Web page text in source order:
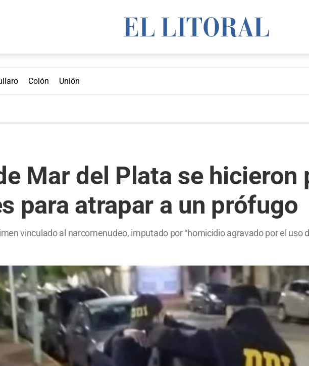
Colón Unión
Mar del Plata se hicieron
para atrapar a un prófugo
vinculado al narcomenudeo, imputado por “homicidio agravado por el uso